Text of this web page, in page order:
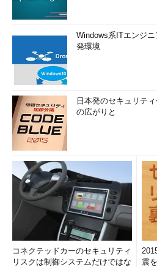
Windows系ITエンジ
発環境
日本発のセキュリテ
の広がりと
コネクテッドカーのセキュリティ
リスクは制御システムだけではな
震